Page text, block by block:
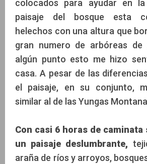
colocados para ayudar en la
paisaje del bosque esta
helechos con una altura que
gran numero de arbóreas de
algún punto esto me hizo
casa. A pesar de las
el paisaje, en su conjunto,
similar al de las Yungas
Con casi 6 horas de caminata
un paisaje deslumbrante,
araña de ríos y arroyos,